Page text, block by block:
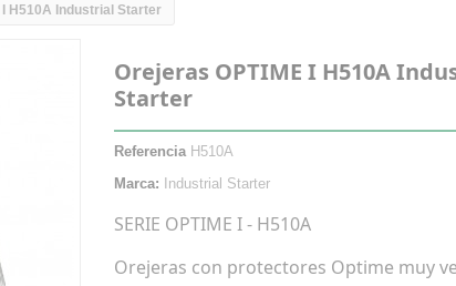
I H510A Industrial Starter
Orejeras OPTIME I H510A
Starter
Referencia H510A
Marca:
Industrial Starter
SERIE OPTIME I - H510A
Orejeras con protectores Optime muy